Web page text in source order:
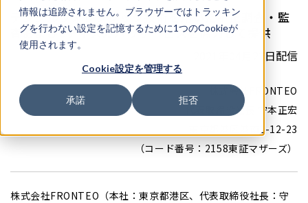
情報は追跡されません。ブラウザーではトラッキン
グを行わない設定を記憶するために1つのCookieが
使用されます。
Cookie設定を管理する
承諾 拒否
デジタルフォレンジック技術を用いた不正調査・監
査およびeディスカバリサービスを協力して提供
2021年04月22日配信
株式会社FRONTEO
代表取締役社長 守本正宏
東京都港区港南2-12-23
（コード番号：2158東証マザーズ）
株式会社FRONTEO（本社：東京都港区、代表取締役社長：守